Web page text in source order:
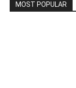
MOST POPULAR